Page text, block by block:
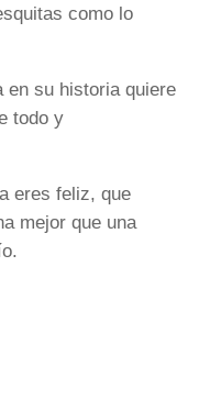
como lo
en su historia quiere
todo y
eres feliz, que
mejor que una